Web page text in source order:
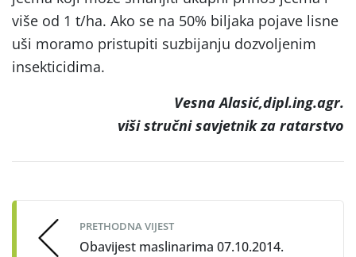
više od 1 t/ha. Ako se na 50% biljaka pojave lisne
uši moramo pristupiti suzbijanju dozvoljenim
insekticidima.
Vesna Alasić,dipl.ing.agr.
viši stručni savjetnik za ratarstvo
navigation
PRETHODNA VIJEST
Obavijest maslinarima 07.10.2014.